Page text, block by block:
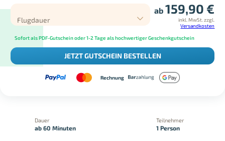
Flugdauer
ab159,90 €
inkl. MwSt. zzgl.
Versandkosten
Sofort als PDF-Gutschein oder 1-2 Tage als hochwertiger Geschenkgutschein
JETZT GUTSCHEIN BESTELLEN
Rechnung
Dauer
ab 60 Minuten
Teilnehmer
1 Person